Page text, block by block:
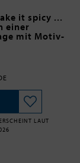
it spicy ...
einer
mit Motiv-
Ausgabe
geliebte
der
schenkt,
auf einen
Dort
auf den
für den
quirligen
Einstellung
attraktiven
hat das
in der
ihrem
Spice-
und
Gilmore!
LAUT